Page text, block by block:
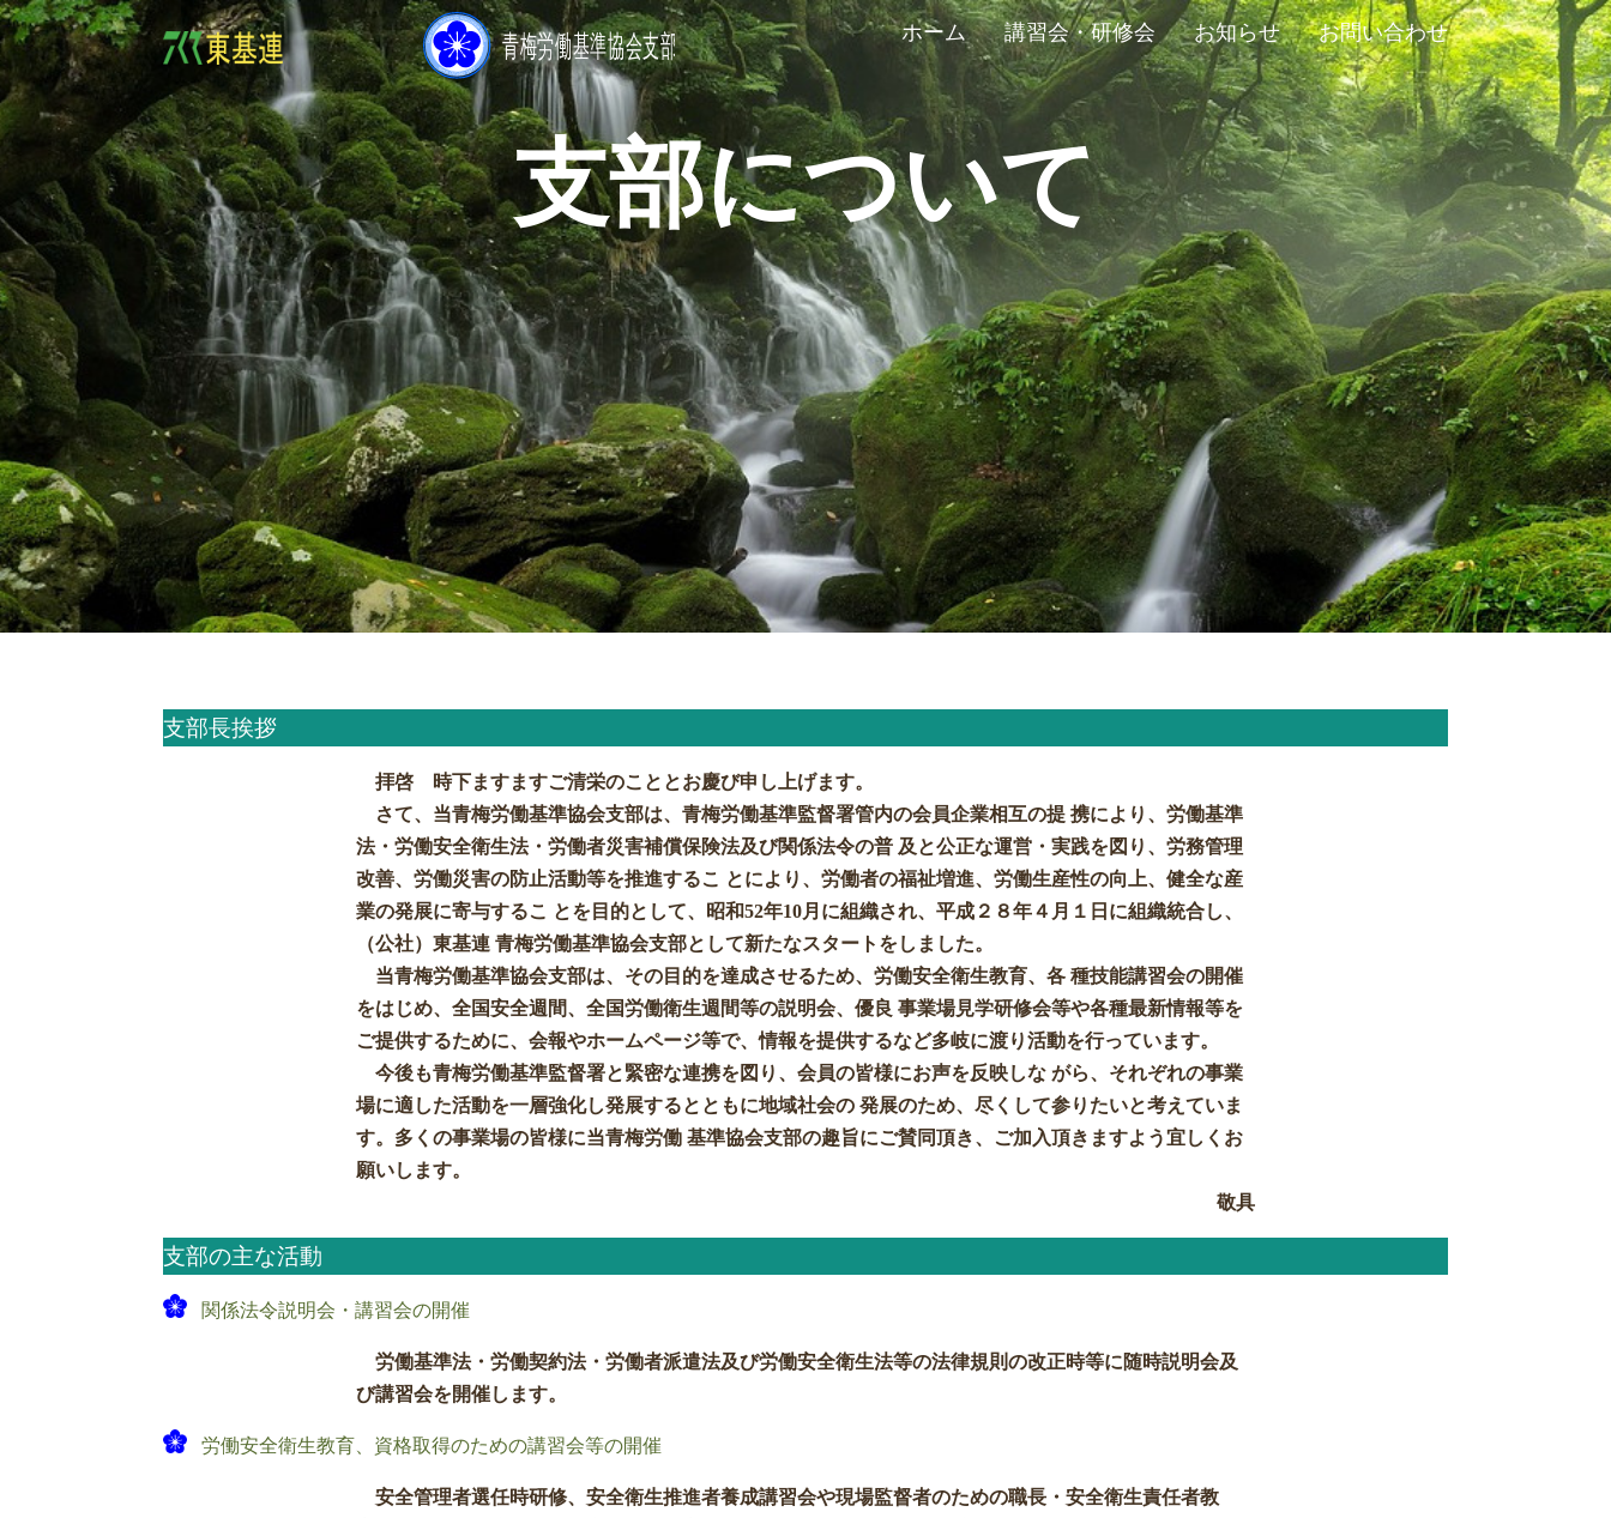
ホーム 講習会・研修会 お知らせ お問い合わせ
支部について
支部長挨拶
拝啓 時下ますますご清栄のこととお慶び申し上げます。
さて、当青梅労働基準協会支部は、青梅労働基準監督署管内の会員企業相互の提 携により、労働基準
法・労働安全衛生法・労働者災害補償保険法及び関係法令の普 及と公正な運営・実践を図り、労務管理
改善、労働災害の防止活動等を推進するこ とにより、労働者の福祉増進、労働生産性の向上、健全な産
業の発展に寄与するこ とを目的として、昭和52年10月に組織され、平成２８年４月１日に組織統合し、
（公社）東基連 青梅労働基準協会支部として新たなスタートをしました。
当青梅労働基準協会支部は、その目的を達成させるため、労働安全衛生教育、各 種技能講習会の開催
をはじめ、全国安全週間、全国労働衛生週間等の説明会、優良 事業場見学研修会等や各種最新情報等を
ご提供するために、会報やホームページ等で、情報を提供するなど多岐に渡り活動を行っています。
今後も青梅労働基準監督署と緊密な連携を図り、会員の皆様にお声を反映しな がら、それぞれの事業
場に適した活動を一層強化し発展するとともに地域社会の 発展のため、尽くして参りたいと考えていま
す。多くの事業場の皆様に当青梅労働 基準協会支部の趣旨にご賛同頂き、ご加入頂きますよう宜しくお
願いします。
敬具
支部の主な活動
関係法令説明会・講習会の開催
労働基準法・労働契約法・労働者派遣法及び労働安全衛生法等の法律規則の改正時等に随時説明会及
び講習会を開催します。
労働安全衛生教育、資格取得のための講習会等の開催
安全管理者選任時研修、安全衛生推進者養成講習会や現場監督者のための職長・安全衛生責任者教